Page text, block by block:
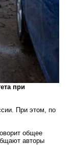
при
При этом, по
общее
авторы